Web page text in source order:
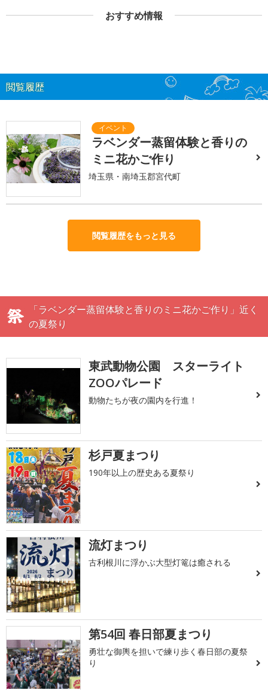
おすすめ情報
閲覧履歴
ラベンダー蒸留体験と香りの
ミニ花かご作り
埼玉県・南埼玉郡宮代町
閲覧履歴をもっと見る
「ラベンダー蒸留体験と香りのミニ花かご作り」近く
の夏祭り
東武動物公園 スターライト
ZOOパレード
動物たちが夜の園内を行進！
杉戸夏まつり
190年以上の歴史ある夏祭り
流灯まつり
古利根川に浮かぶ大型灯篭は癒される
第54回 春日部夏まつり
勇壮な御輿を担いで練り歩く春日部の夏祭
り